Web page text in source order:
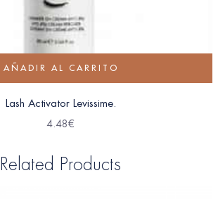
AÑADIR AL CARRITO
Lash Activator Levissime.
4.48€
Related Products